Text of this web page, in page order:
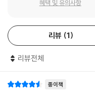
혜택 및 유의사항
리뷰 1
리뷰전체
종이책